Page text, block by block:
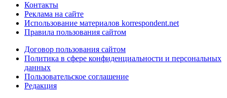
Контакты
Реклама на сайте
Использование материалов korrespondent.net
Правила пользования сайтом
Договор пользования сайтом
Политика в сфере конфиденциальности и персональных
данных
Пользовательское соглашение
Редакция